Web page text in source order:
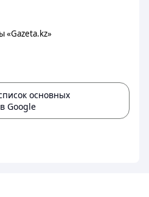
«Gazeta.kz»
основных
Google